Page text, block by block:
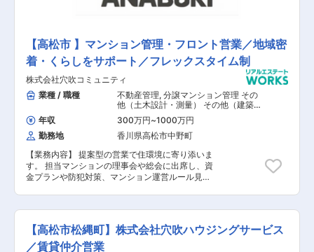
スタイム制で、社員それぞれのライフスタイルに
んどの社員はその時間までに退社しています。 ★
人事ブログ更新しています★ 当社選考を検討され
る方、ぜひ参考にしていただければと思います。
材してみました！ https://anabuki-
m.jp/jinji/37333/ ■未経験からマンション管理に
挑戦！中途社員も活躍できるの？
https://anabuki-m.jp/jinji/40968/
【高松市 】マンション管理・フロント営業／地域密
着・くらしをサポート／フレックスタイム制
株式会社穴吹コミュニティ
業種 / 職種
不動産管理, 分譲マンション管理 その
他（土木設計・測量） その他（建築設
計・積算）
年収 300万円~1000万円
勤務地
香川県高松市中野町
【業務内容】 提案型の営業で住環境に寄り添いま
す。 担当マンションの理事会や総会に出席し、資
金プランや防犯対策、マンション運営ルール見直
担当マンションの定期巡回 ■問い合わせ対応 ■各
種書類作成 【担当者コメント】 分譲マンション
を購入したお客様や管理組合様を回り、点検や不
具合があった時の迅速な対応・サポート、防災訓
【高松市松縄町】株式会社穴吹ハウジングサービス
／賃貸仲介営業